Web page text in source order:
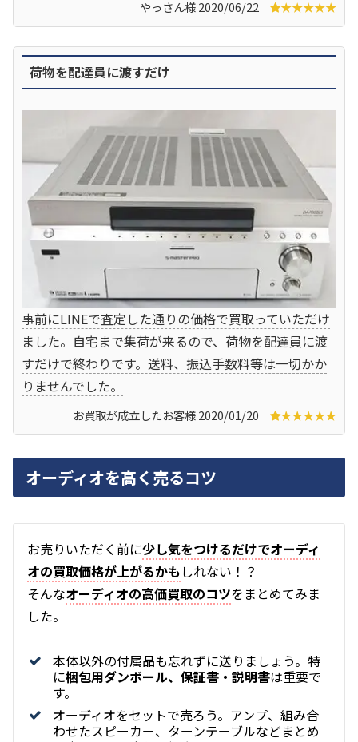
やっさん様 2020/06/22 ★★★★★
荷物を配達員に渡すだけ
事前にLINEで査定した通りの価格で買取っていただけ
ました。自宅まで集荷が来るので、荷物を配達員に渡
すだけで終わりです。送料、振込手数料等は一切かか
りませんでした。
お買取が成立したお客様 2020/01/20 ★★★★★
オーディオを高く売るコツ
お売りいただく前に少し気をつけるだけでオーディ
オの買取価格が上がるかもしれない！？
そんなオーディオの高価買取のコツをまとめてみま
した。
本体以外の付属品も忘れずに送りましょう。特
に梱包用ダンボール、保証書・説明書は重要で
す。
オーディオをセットで売ろう。アンプ、組み合
わせたスピーカー、ターンテーブルなどまとめ